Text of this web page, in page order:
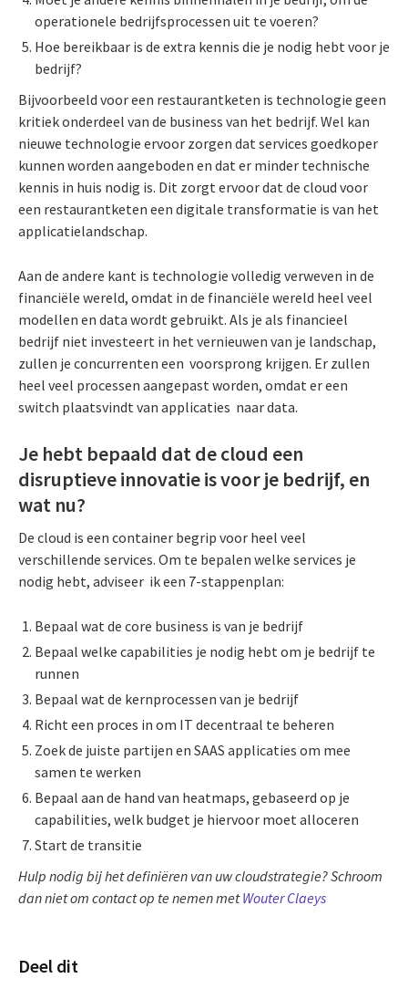
operationele bedrijfsprocessen uit te voeren?
Hoe bereikbaar is de extra kennis die je nodig hebt voor je
bedrijf?
Bijvoorbeeld voor een restaurantketen is technologie geen
kritiek onderdeel van de business van het bedrijf. Wel kan
nieuwe technologie ervoor zorgen dat services goedkoper
kunnen worden aangeboden en dat er minder technische
kennis in huis nodig is. Dit zorgt ervoor dat de cloud voor
een restaurantketen een digitale transformatie is van het
applicatielandschap.
Aan de andere kant is technologie volledig verweven in de
financiële wereld, omdat in de financiële wereld heel veel
modellen en data wordt gebruikt. Als je als financieel
bedrijf niet investeert in het vernieuwen van je landschap,
zullen je concurrenten een voorsprong krijgen. Er zullen
heel veel processen aangepast worden, omdat er een
switch plaatsvindt van applicaties naar data.
Je hebt bepaald dat de cloud een
disruptieve innovatie is voor je bedrijf, en
wat nu?
De cloud is een container begrip voor heel veel
verschillende services. Om te bepalen welke services je
nodig hebt, adviseer ik een 7-stappenplan:
Bepaal wat de core business is van je bedrijf
Bepaal welke capabilities je nodig hebt om je bedrijf te
runnen
Bepaal wat de kernprocessen van je bedrijf
Richt een proces in om IT decentraal te beheren
Zoek de juiste partijen en SAAS applicaties om mee
samen te werken
Bepaal aan de hand van heatmaps, gebaseerd op je
capabilities, welk budget je hiervoor moet alloceren
Start de transitie
Hulp nodig bij het definiëren van uw cloudstrategie? Schroom
dan niet om contact op te nemen metWouter Claeys
Deel dit